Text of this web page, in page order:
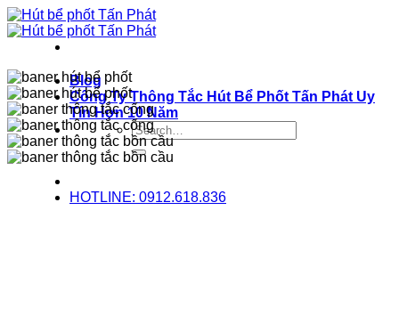
Bỏ
qua
Blog
Công Ty Thông Tắc Hút Bể Phốt Tấn Phát Uy
Tín Hơn 10 Năm
HOTLINE: 0912.618.836